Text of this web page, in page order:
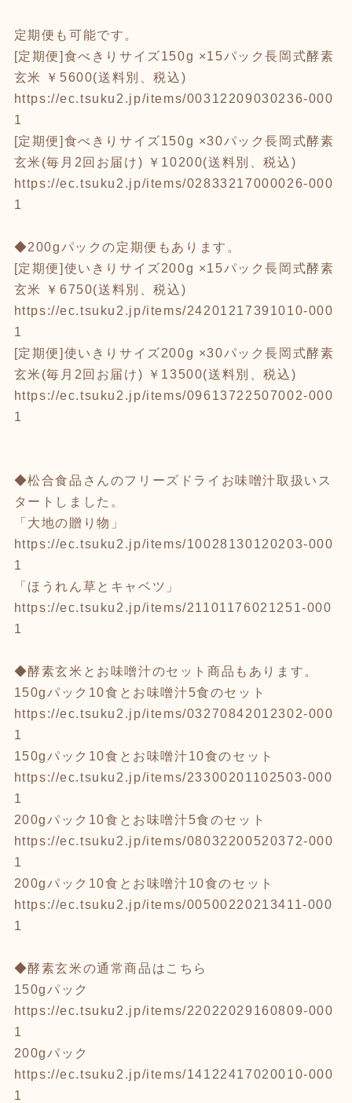
定期便も可能です。
[定期便]食べきりサイズ150g ×15パック長岡式酵素
玄米 ￥5600(送料別、税込)
https://ec.tsuku2.jp/items/00312209030236-000
1
[定期便]食べきりサイズ150g ×30パック長岡式酵素
玄米(毎月2回お届け) ￥10200(送料別、税込)
https://ec.tsuku2.jp/items/02833217000026-000
1
◆200gパックの定期便もあります。
[定期便]使いきりサイズ200g ×15パック長岡式酵素
玄米 ￥6750(送料別、税込)
https://ec.tsuku2.jp/items/24201217391010-000
1
[定期便]使いきりサイズ200g ×30パック長岡式酵素
玄米(毎月2回お届け) ￥13500(送料別、税込)
https://ec.tsuku2.jp/items/09613722507002-000
1
◆松合食品さんのフリーズドライお味噌汁取扱いス
タートしました。
「大地の贈り物」
https://ec.tsuku2.jp/items/10028130120203-000
1
「ほうれん草とキャベツ」
https://ec.tsuku2.jp/items/21101176021251-000
1
◆酵素玄米とお味噌汁のセット商品もあります。
150gパック10食とお味噌汁5食のセット
https://ec.tsuku2.jp/items/03270842012302-000
1
150gパック10食とお味噌汁10食のセット
https://ec.tsuku2.jp/items/23300201102503-000
1
200gパック10食とお味噌汁5食のセット
https://ec.tsuku2.jp/items/08032200520372-000
1
200gパック10食とお味噌汁10食のセット
https://ec.tsuku2.jp/items/00500220213411-000
1
◆酵素玄米の通常商品はこちら
150gパック
https://ec.tsuku2.jp/items/22022029160809-000
1
200gパック
https://ec.tsuku2.jp/items/14122417020010-000
1